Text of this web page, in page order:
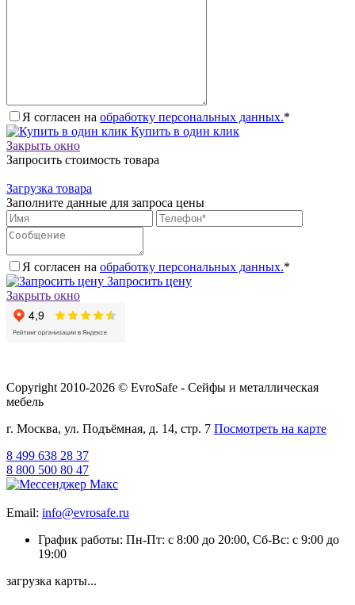
Я согласен на обработку персональных данных.*
Купить в один клик
Закрыть окно
Запросить стоимость товара
Загрузка товара
Заполните данные для запроса цены
Я согласен на обработку персональных данных.*
Запросить цену
Закрыть окно
Copyright 2010-2026 © EvroSafe - Сейфы и металлическая
мебель
г. Москва, ул. Подъёмная, д. 14, стр. 7 Посмотреть на карте
8 499 638 28 37
8 800 500 80 47
Email: info@evrosafe.ru
График работы: Пн-Пт: с 8:00 до 20:00, Сб-Вс: с 9:00 до
19:00
загрузка карты...